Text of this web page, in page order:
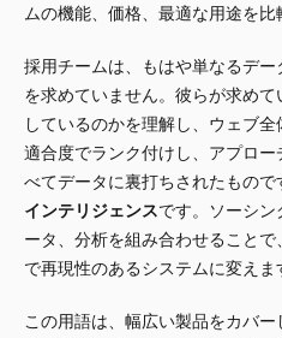
ムの機能、価格、最適な用途を比
採用チームは、もはや単なるデ
を求めていません。彼らが求め
しているのかを理解し、ウェブ全
適合度でランク付けし、アプロ
べてデータに裏打ちされたもの
インテリジェンスです。ソーシ
ータ、分析を組み合わせること
で再現性のあるシステムに変えま
この用語は、幅広い製品をカバー